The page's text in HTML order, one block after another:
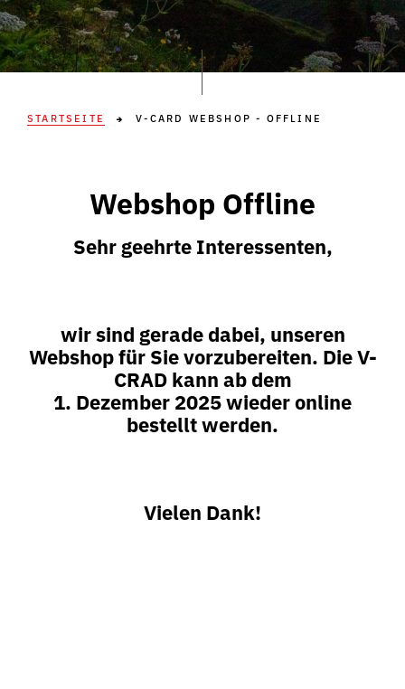
STARTSEITE V-CARD WEBSHOP - OFFLINE
Webshop Offline
Sehr geehrte Interessenten,
wir sind gerade dabei, unseren
Webshop für Sie vorzubereiten. Die V-
CRAD kann ab dem
1. Dezember 2025 wieder online
bestellt werden.
Vielen Dank!